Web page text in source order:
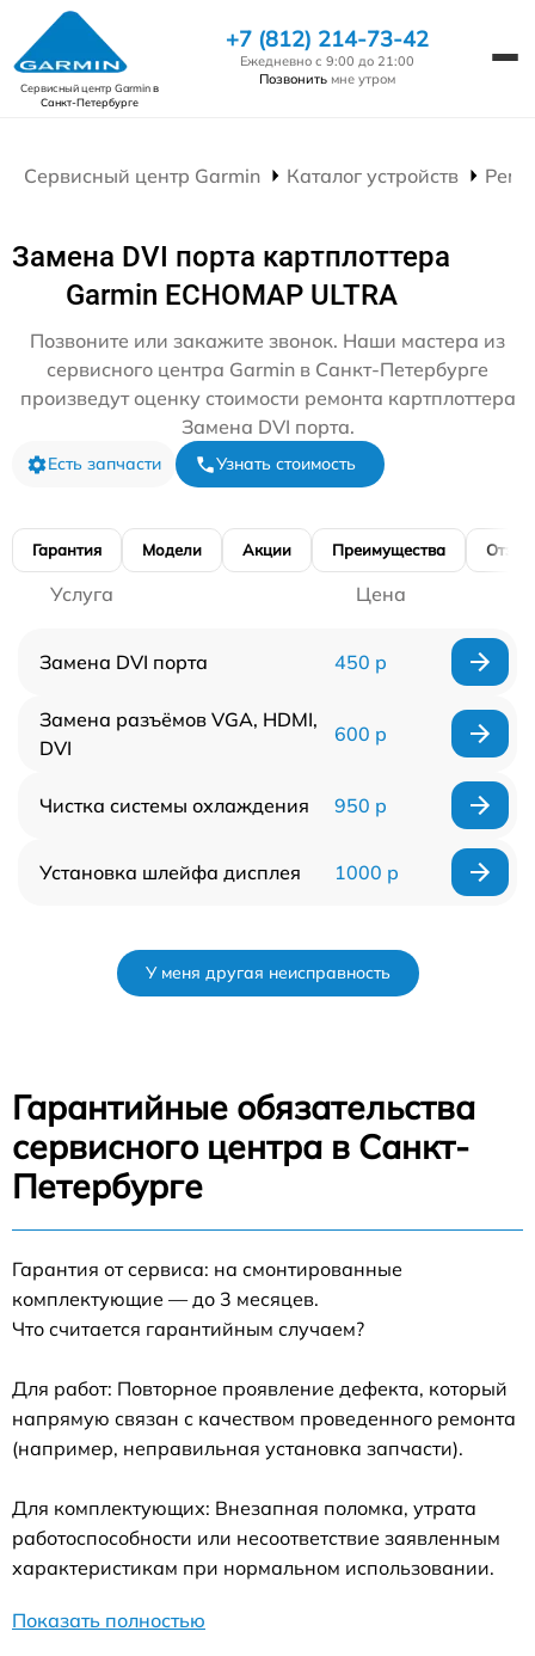
Сервисный центр Garminв
Санкт-Петербурге
+7 (812) 214-73-42
Ежедневно с 9:00 до 21:00
Позвонить мне утром
Сервисный центр Garmin Каталог устройств
Замена DVI порта картплоттера
Garmin ECHOMAP ULTRA
Позвоните или закажите звонок. Наши мастера из
сервисного центра Garmin в Санкт-Петербурге
произведут оценку стоимости ремонта картплоттера
Замена DVI порта.
Есть запчасти Узнать стоимость
Гарантия Модели Акции Преимущества
Услуга Цена
Замена DVI порта 450 р
Замена разъёмов VGA, HDMI,
DVI
600 р
Чистка системы охлаждения 950 р
Установка шлейфа дисплея 1000 р
У меня другая неисправность
Гарантийные обязательства
сервисного центра в Санкт-
Петербурге
Гарантия от сервиса: на смонтированные
комплектующие — до 3 месяцев.
Что считается гарантийным случаем?
Для работ: Повторное проявление дефекта, который
напрямую связан с качеством проведенного ремонта
(например, неправильная установка запчасти).
Для комплектующих: Внезапная поломка, утрата
работоспособности или несоответствие заявленным
характеристикам при нормальном использовании.
Показать полностью